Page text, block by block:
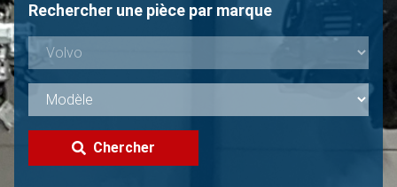
Rechercher une pièce par marque
Chercher